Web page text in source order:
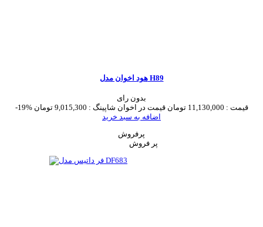
هود اخوان مدل H89
بدون رای
-19%
قیمت : 11,130,000 تومان قیمت در اخوان شاپینگ : 9,015,300 تومان
اضافه به سبد خرید
پرفروش